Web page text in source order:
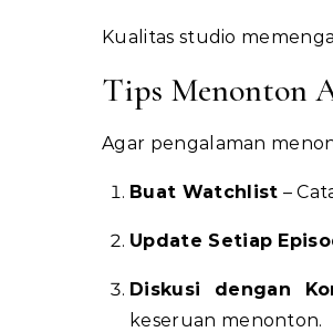
Kualitas studio
Tips Menonton
Agar pengalaman
Buat Watchlist –
Update Setiap
Diskusi dengan
keseruan menonton.